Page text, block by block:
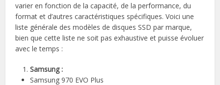
varier en fonction de la capacité, de la performance, du
format et d’autres caractéristiques spécifiques. Voici une
liste générale des modèles de disques SSD par marque,
bien que cette liste ne soit pas exhaustive et puisse évoluer
avec le temps :
Samsung :
Samsung 970 EVO Plus